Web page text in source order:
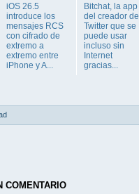
iOS 26.5
introduce los
mensajes RCS
con cifrado de
extremo a
extremo entre
iPhone y A...
Bitchat, la app
del creador de
Twitter que se
puede usar
incluso sin
Internet
gracias...
COMENTARIO